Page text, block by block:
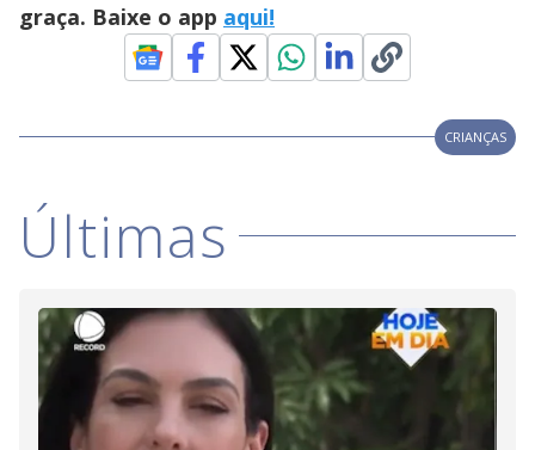
graça. Baixe o app aqui!
CRIANÇAS
Últimas